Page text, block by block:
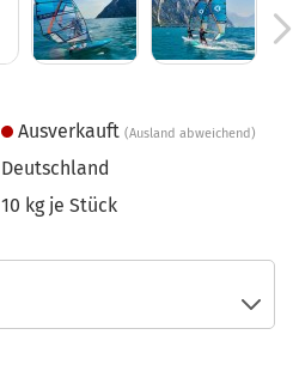
Ausverkauft(Ausland abweichend)
Deutschland
10 kg je Stück